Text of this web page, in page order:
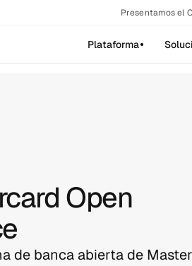
Presentamos el
Plataforma
Open
de banca abierta de